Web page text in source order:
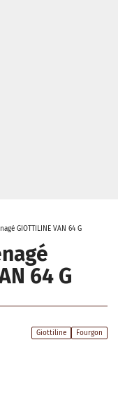
GIOTTILINE VAN 64 G
64 G
Giottiline Fourgon